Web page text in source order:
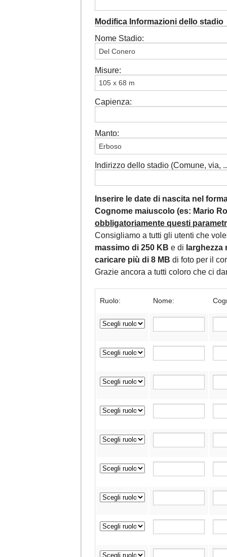
Modifica Informazioni dello stadio
Nome Stadio:
Misure:
Capienza:
Manto:
Indirizzo dello stadio (Comune, via,
Inserire le date di nascita nel
Cognome maiuscolo (es: Mario
obbligatoriamente questi
Consigliamo a tutti gli utenti che
massimo di 250 KB e di larghezza
caricare più di 8 MB di foto per il
Grazie ancora a tutti coloro che ci
Ruolo: Nome: